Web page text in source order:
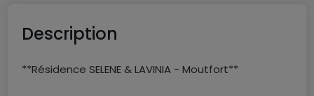
Description
**Résidence SELENE & LAVINIA - Moutfort**